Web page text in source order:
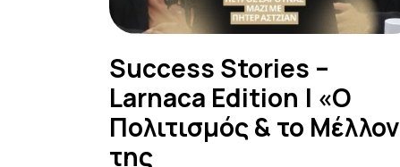
Success Stories –
Larnaca Edition | «Ο
Πολιτισμός & το Μέλλον
της